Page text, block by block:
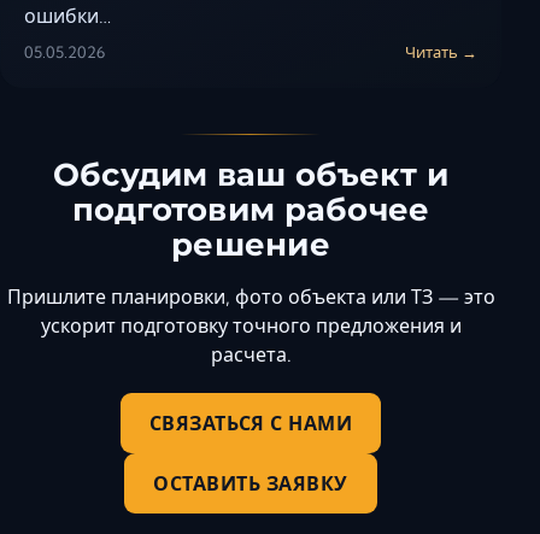
ошибки…
05.05.2026 Читать →
Обсудим ваш объект и
подготовим рабочее
решение
Пришлите планировки, фото объекта или ТЗ — это
ускорит подготовку точного предложения и
расчета.
СВЯЗАТЬСЯ С НАМИ
ОСТАВИТЬ ЗАЯВКУ